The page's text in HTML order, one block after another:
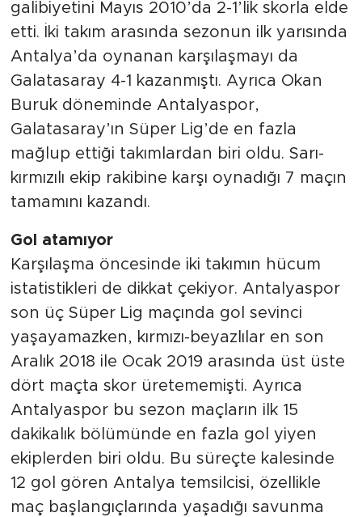
galibiyetini Mayıs 2010’da 2-1’lik skorla elde
etti. İki takım arasında sezonun ilk yarısında
Antalya’da oynanan karşılaşmayı da
Galatasaray 4-1 kazanmıştı. Ayrıca Okan
Buruk döneminde Antalyaspor,
Galatasaray’ın Süper Lig’de en fazla
mağlup ettiği takımlardan biri oldu. Sarı-
kırmızılı ekip rakibine karşı oynadığı 7 maçın
tamamını kazandı.
Gol atamıyor
Karşılaşma öncesinde iki takımın hücum
istatistikleri de dikkat çekiyor. Antalyaspor
son üç Süper Lig maçında gol sevinci
yaşayamazken, kırmızı-beyazlılar en son
Aralık 2018 ile Ocak 2019 arasında üst üste
dört maçta skor üretememişti. Ayrıca
Antalyaspor bu sezon maçların ilk 15
dakikalık bölümünde en fazla gol yiyen
ekiplerden biri oldu. Bu süreçte kalesinde
12 gol gören Antalya temsilcisi, özellikle
maç başlangıçlarında yaşadığı savunma